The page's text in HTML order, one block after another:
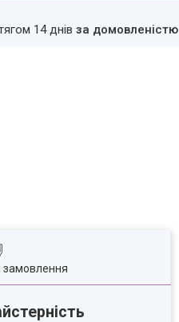
14 днівза домовленістю
замовлення